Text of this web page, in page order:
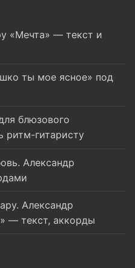
«Мечта» — текст и
ты мое ясное» под
блюзового
ритм-гитаристу
Александр
Александр
— текст, аккорды